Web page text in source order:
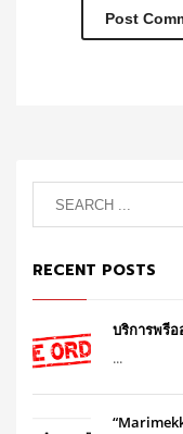
RECENT POSTS
บริการพรีอ
...